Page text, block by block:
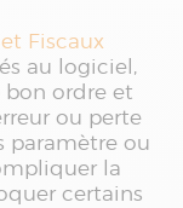
Fiscaux
au logiciel,
bon ordre et
ou perte
paramètre ou
la
certains